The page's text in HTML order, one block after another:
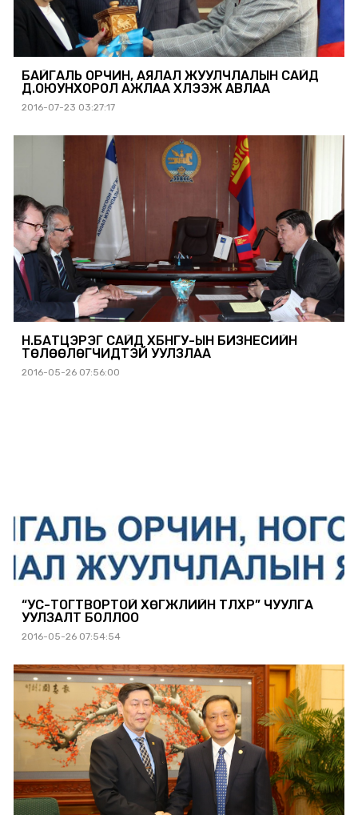
БАЙГАЛЬ ОРЧИН, АЯЛАЛ ЖУУЛЧЛАЛЫН САЙД
Д.ОЮУНХОРОЛ АЖЛАА ХҮЛЭЭЖ АВЛАА
2016-07-23 03:27:17
Н.БАТЦЭРЭГ САЙД ХБНГУ-ЫН БИЗНЕСИЙН
ТӨЛӨӨЛӨГЧИДТЭЙ УУЛЗЛАА
2016-05-26 07:56:00
“УС-ТОГТВОРТОЙ ХӨГЖЛИЙН ТҮЛХҮҮР” ЧУУЛГА
УУЛЗАЛТ БОЛЛОО
2016-05-26 07:54:54